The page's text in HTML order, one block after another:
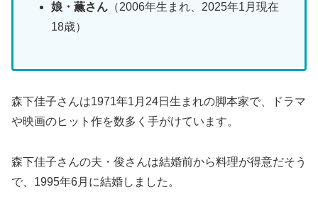
娘・薫さん （2006年生まれ、2025年1月現在
18歳）
森下佳子さんは1971年1月24日生まれの脚本家で、ドラマ
や映画のヒット作を数多く手がけています。
森下佳子さんの夫・俊さんは結婚前から料理が得意だそう
で、1995年6月に結婚しました。